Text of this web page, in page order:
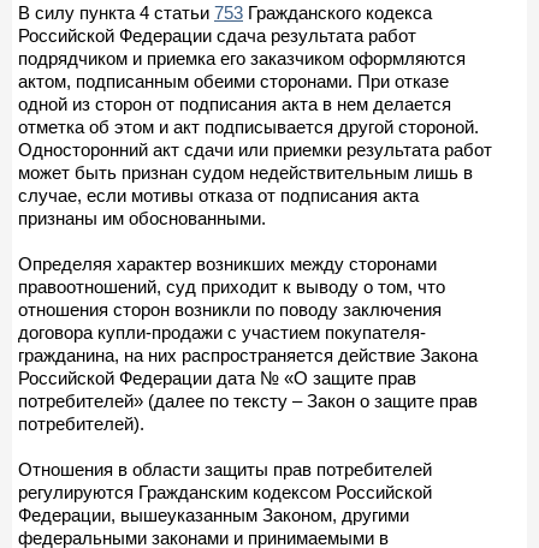
В силу пункта 4 статьи 753 Гражданского кодекса
Российской Федерации сдача результата работ
подрядчиком и приемка его заказчиком оформляются
актом, подписанным обеими сторонами. При отказе
одной из сторон от подписания акта в нем делается
отметка об этом и акт подписывается другой стороной.
Односторонний акт сдачи или приемки результата работ
может быть признан судом недействительным лишь в
случае, если мотивы отказа от подписания акта
признаны им обоснованными.
Определяя характер возникших между сторонами
правоотношений, суд приходит к выводу о том, что
отношения сторон возникли по поводу заключения
договора купли-продажи с участием покупателя-
гражданина, на них распространяется действие Закона
Российской Федерации дата № «О защите прав
потребителей» (далее по тексту – Закон о защите прав
потребителей).
Отношения в области защиты прав потребителей
регулируются Гражданским кодексом Российской
Федерации, вышеуказанным Законом, другими
федеральными законами и принимаемыми в